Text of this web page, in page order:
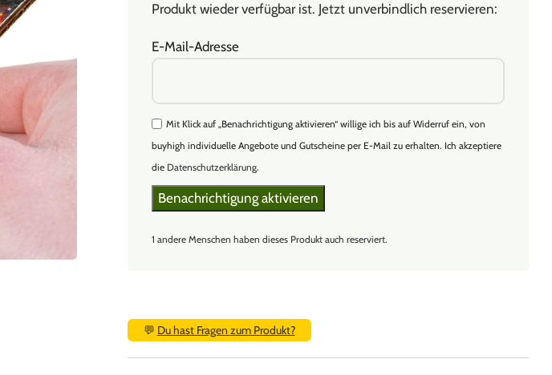
Produkt wieder verfügbar ist. Jetzt unverbindlich reservieren:
E-Mail-Adresse
Mit Klick auf „Benachrichtigung aktivieren“ willige ich bis auf Widerruf ein, von
buyhigh individuelle Angebote und Gutscheine per E-Mail zu erhalten. Ich akzeptiere
die Datenschutzerklärung.
1 andere Menschen haben dieses Produkt auch reserviert.
💬 Du hast Fragen zum Produkt?